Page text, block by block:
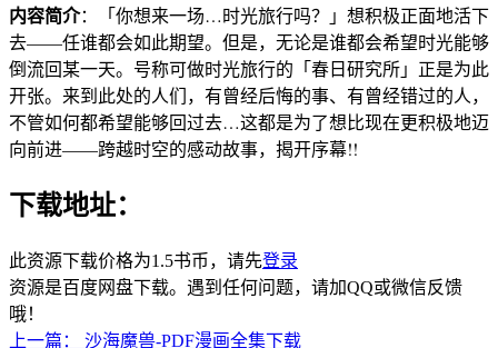
内容简介：「你想来一场…时光旅行吗？」想积极正面地活下
去——任谁都会如此期望。但是，无论是谁都会希望时光能够
倒流回某一天。号称可做时光旅行的「春日研究所」正是为此
开张。来到此处的人们，有曾经后悔的事、有曾经错过的人，
不管如何都希望能够回过去…这都是为了想比现在更积极地迈
向前进——跨越时空的感动故事，揭开序幕!!
下载地址：
此资源下载价格为1.5书币，请先登录
资源是百度网盘下载。遇到任何问题，请加QQ或微信反馈
哦！
上一篇：
沙海魔兽-PDF漫画全集下载